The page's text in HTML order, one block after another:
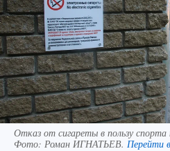
Отказ от сигареты в пользу
Фото: Роман ИГНАТЬЕВ. Перейти